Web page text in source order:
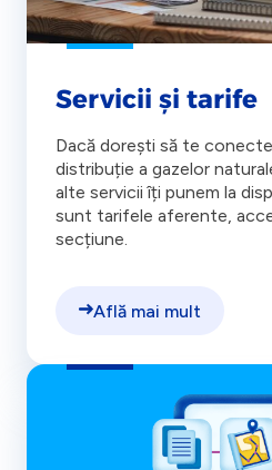
Servicii și tarife
Dacă dorești să te
distribuție a gazelor
alte servicii îți punem la
sunt tarifele aferente,
secțiune.
Află mai mult